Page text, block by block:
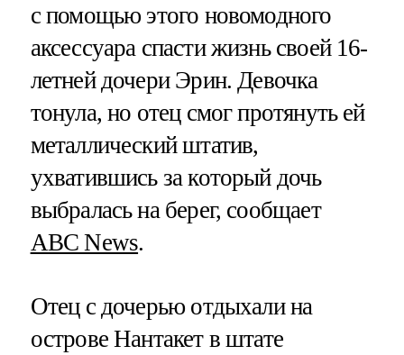
с помощью этого новомодного
аксессуара спасти жизнь своей 16-
летней дочери Эрин. Девочка
тонула, но отец смог протянуть ей
металлический штатив,
ухватившись за который дочь
выбралась на берег, сообщает
ABC News.
Отец с дочерью отдыхали на
острове Нантакет в штате